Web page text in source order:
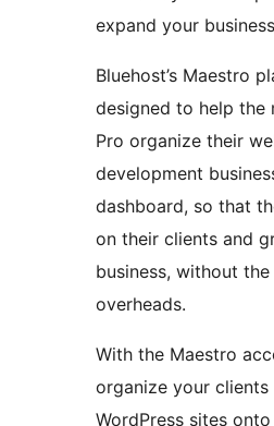
expand your
Bluehost’s Maestro
designed to help the
Pro organize their
development
dashboard, so that
on their clients and
business, without
overheads.
With the Maestro
organize your clients
WordPress sites